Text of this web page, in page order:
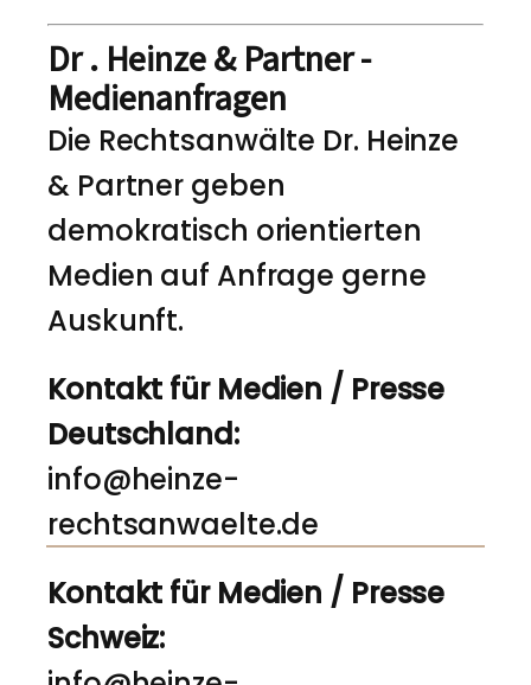
Dr . Heinze & Partner -
Medienanfragen
Die Rechtsanwälte Dr. Heinze
& Partner geben
demokratisch orientierten
Medien auf Anfrage gerne
Auskunft.
Kontakt für Medien / Presse
Deutschland:
info@heinze-
rechtsanwaelte.de
Kontakt für Medien / Presse
Schweiz: